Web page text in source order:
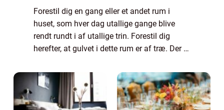
Forestil dig en gang eller et andet rum i
huset, som hver dag utallige gange blive
rendt rundt i af utallige trin. Forestil dig
herefter, at gulvet i dette rum er af træ. Der er
efter noget tid ka...